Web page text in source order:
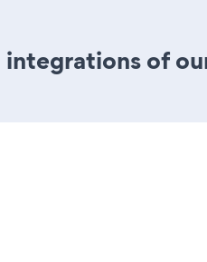
of